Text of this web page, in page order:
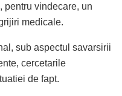
pentru vindecare, un
medicale.
sub aspectul savarsirii
cercetarile
de fapt.